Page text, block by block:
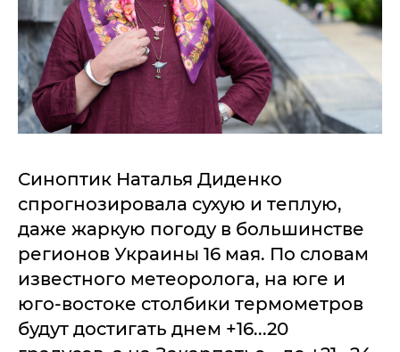
Синоптик Наталья Диденко
спрогнозировала сухую и теплую,
даже жаркую погоду в большинстве
регионов Украины 16 мая. По словам
известного метеоролога, на юге и
юго-востоке столбики термометров
будут достигать днем +16...20